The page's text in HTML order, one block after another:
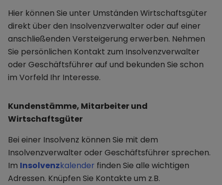
Hier können Sie unter Umständen Wirtschaftsgüter
direkt über den Insolvenzverwalter oder auf einer
anschließenden Versteigerung erwerben. Nehmen
Sie persönlichen Kontakt zum Insolvenzverwalter
oder Geschäftsführer auf und bekunden Sie schon
im Vorfeld Ihr Interesse.
Kundenstämme, Mitarbeiter und
Wirtschaftsgüter
Bei einer Insolvenz können Sie mit dem
Insolvenzverwalter oder Geschäftsführer sprechen.
Im Insolvenzkalender finden Sie alle wichtigen
Adressen. Knüpfen Sie Kontakte um z.B.